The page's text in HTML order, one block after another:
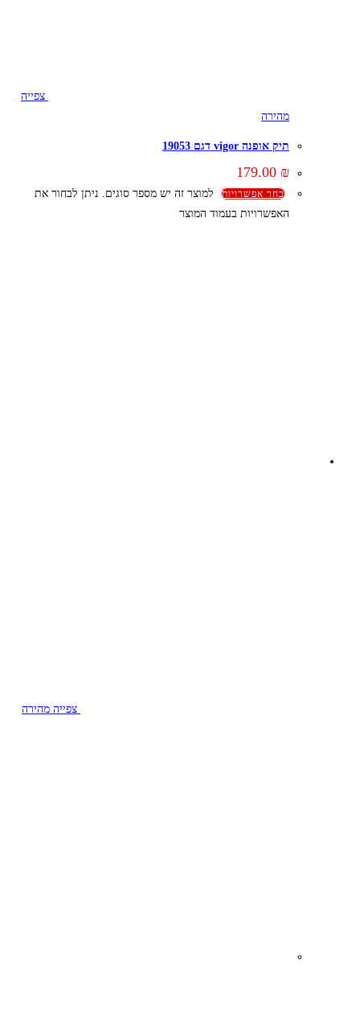
צפייה
מהירה
תיק אופנה vigor דגם 19053
179.00 ₪
בחר אפשרויות
למוצר זה יש מספר סוגים. ניתן לבחור את
האפשרויות בעמוד המוצר
צפייה מהירה